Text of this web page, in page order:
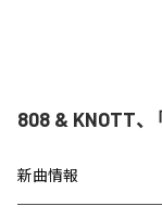
808 & KNOTT、
新曲情報